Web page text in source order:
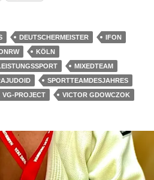
DEUTSCHERMEISTER
IFON
KÖLN
MIXEDTEAM
SPORTTEAMDESJAHRES
VG-PROJECT VICTOR GDOWCZOK